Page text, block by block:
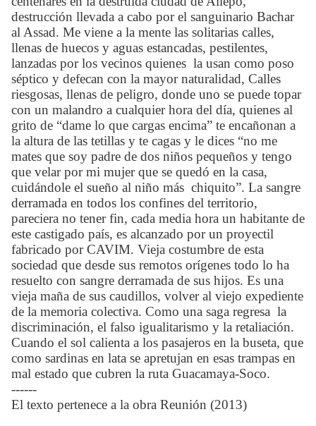
destrucción llevada a cabo por el sanguinario Bachar
al Assad. Me viene a la mente las solitarias calles,
llenas de huecos y aguas estancadas, pestilentes,
lanzadas por los vecinos quienes la usan como poso
séptico y defecan con la mayor naturalidad, Calles
riesgosas, llenas de peligro, donde uno se puede topar
con un malandro a cualquier hora del día, quienes al
grito de “dame lo que cargas encima” te encañonan a
la altura de las tetillas y te cagas y le dices “no me
mates que soy padre de dos niños pequeños y tengo
que velar por mi mujer que se quedó en la casa,
cuidándole el sueño al niño más chiquito”. La sangre
derramada en todos los confines del territorio,
pareciera no tener fin, cada media hora un habitante de
este castigado país, es alcanzado por un proyectil
fabricado por CAVIM. Vieja costumbre de esta
sociedad que desde sus remotos orígenes todo lo ha
resuelto con sangre derramada de sus hijos. Es una
vieja maña de sus caudillos, volver al viejo expediente
de la memoria colectiva. Como una saga regresa la
discriminación, el falso igualitarismo y la retaliación.
Cuando el sol calienta a los pasajeros en la buseta, que
como sardinas en lata se apretujan en esas trampas en
mal estado que cubren la ruta Guacamaya-Soco.
------
El texto pertenece a la obra Reunión (2013)